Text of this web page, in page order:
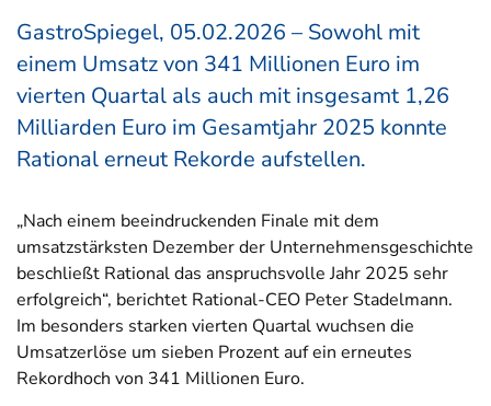
GastroSpiegel, 05.02.2026 – Sowohl mit
einem Umsatz von 341 Millionen Euro im
vierten Quartal als auch mit insgesamt 1,26
Milliarden Euro im Gesamtjahr 2025 konnte
Rational erneut Rekorde aufstellen.
„Nach einem beeindruckenden Finale mit dem
umsatzstärksten Dezember der Unternehmensgeschichte
beschließt Rational das anspruchsvolle Jahr 2025 sehr
erfolgreich“, berichtet Rational-CEO Peter Stadelmann.
Im besonders starken vierten Quartal wuchsen die
Umsatzerlöse um sieben Prozent auf ein erneutes
Rekordhoch von 341 Millionen Euro.